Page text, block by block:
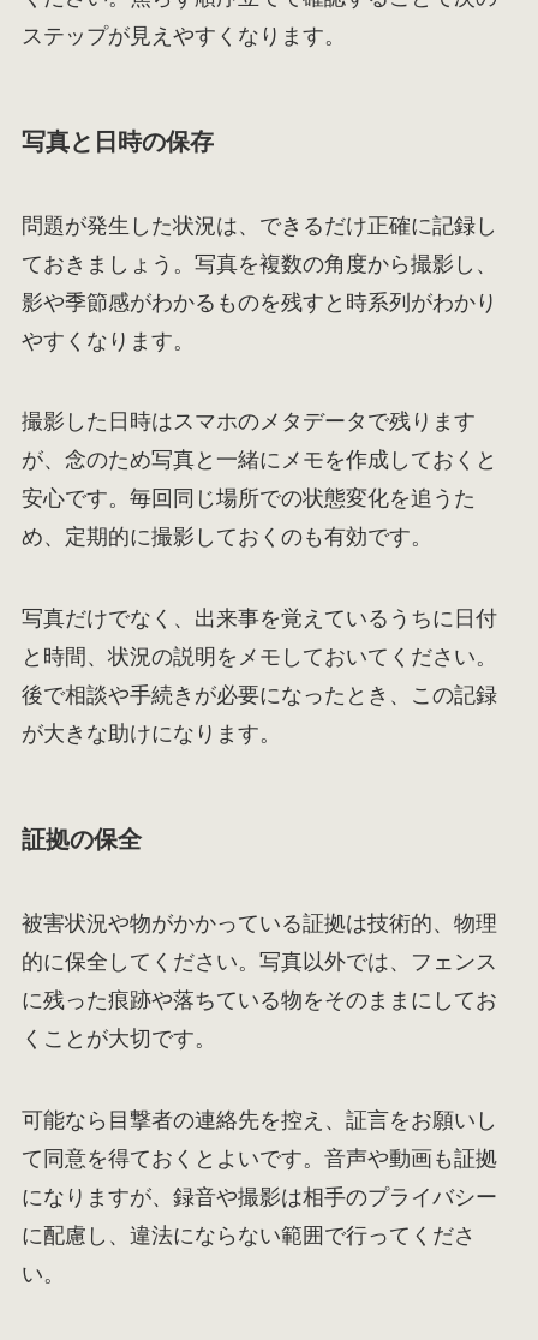
ステップが見えやすくなります。
写真と日時の保存
問題が発生した状況は、できるだけ正確に記録し
ておきましょう。写真を複数の角度から撮影し、
影や季節感がわかるものを残すと時系列がわかり
やすくなります。
撮影した日時はスマホのメタデータで残ります
が、念のため写真と一緒にメモを作成しておくと
安心です。毎回同じ場所での状態変化を追うた
め、定期的に撮影しておくのも有効です。
写真だけでなく、出来事を覚えているうちに日付
と時間、状況の説明をメモしておいてください。
後で相談や手続きが必要になったとき、この記録
が大きな助けになります。
証拠の保全
被害状況や物がかかっている証拠は技術的、物理
的に保全してください。写真以外では、フェンス
に残った痕跡や落ちている物をそのままにしてお
くことが大切です。
可能なら目撃者の連絡先を控え、証言をお願いし
て同意を得ておくとよいです。音声や動画も証拠
になりますが、録音や撮影は相手のプライバシー
に配慮し、違法にならない範囲で行ってくださ
い。